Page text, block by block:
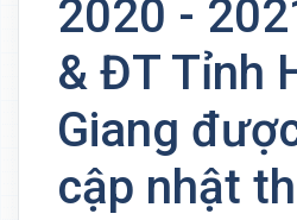
2020 -
& ĐT Tỉnh
Giang
cập nhật